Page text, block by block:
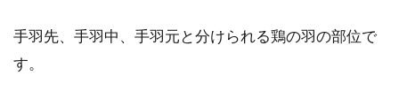
手羽先、手羽中、手羽元と分けられる鶏の羽の部位で
す。